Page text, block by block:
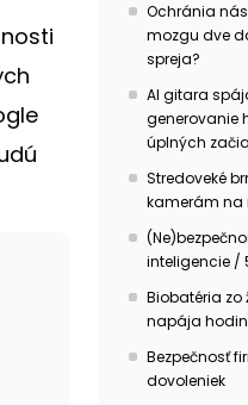
Ochránia
mozgu dve
spreja?
AI gitara
generovanie
úplných
Stredoveké
kamerám na
inteligencie /
Biobatéria zo
napája
Bezpečnosť
dovoleniek